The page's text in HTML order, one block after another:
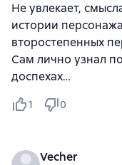
Не увлекает,
истории
второстепенных
Сам лично узнал
доспехах…
1 0
Vecher